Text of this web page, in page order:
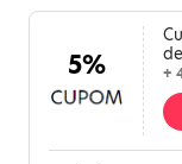
5%
+